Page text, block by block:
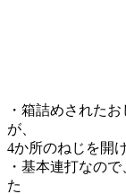
・箱詰めされた
が、
4か所のねじを開
・基本連打なの
た